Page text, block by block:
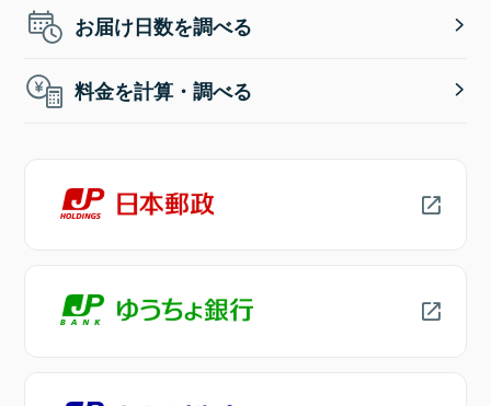
お届け日数を調べる
料金を計算・調べる